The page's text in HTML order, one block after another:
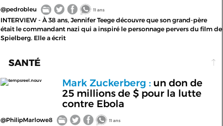
@pedrobleu 11 ans
INTERVIEW - À 38 ans, Jennifer Teege découvre que son grand-père
était le commandant nazi qui a inspiré le personnage pervers du film de
Spielberg. Elle a écrit
SANTÉ
tempsreel.nouv Mark Zuckerberg :un don de
25 millions de $ pour la lutte
contre Ebola
@PhilipMarlowe8 11 ans